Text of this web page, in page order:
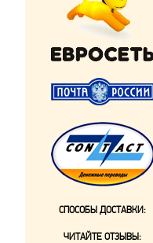
СПОСОБЫ ДОСТАВКИ:
ЧИТАЙТЕ ОТЗЫВЫ: